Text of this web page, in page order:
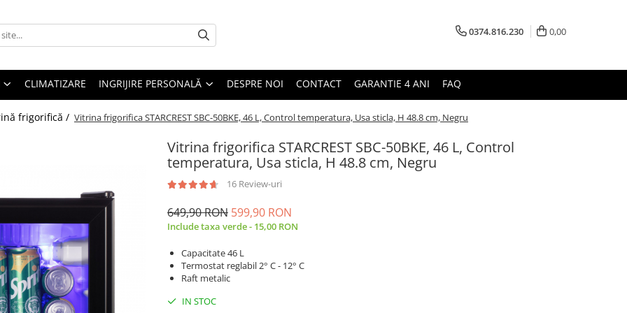
0374.816.230 0,00
CLIMATIZARE INGRIJIRE PERSONALĂ DESPRE NOI CONTACT GARANTIE 4 ANI FAQ
frigorifică / Vitrina frigorifica STARCREST SBC-50BKE, 46 L, Control temperatura, Usa sticla, H 48.8 cm, Negru
Vitrina frigorifica STARCREST SBC-50BKE, 46 L, Control
temperatura, Usa sticla, H 48.8 cm, Negru
16 Review-uri
649,90 RON 599,90 RON
Include taxa verde - 15,00 RON
Capacitate 46 L
Termostat reglabil 2° C - 12° C
Raft metalic
IN STOC